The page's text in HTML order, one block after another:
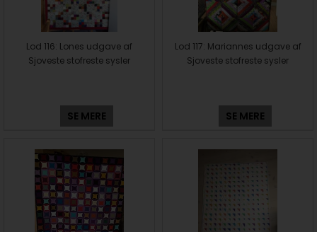
Lod 116: Lones udgave af
Sjoveste stofreste sysler
SE MERE
Lod 117: Mariannes udgave af
Sjoveste stofreste sysler
SE MERE